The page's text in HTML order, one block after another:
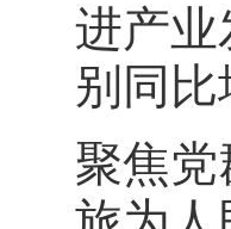
进产业
别同比
聚焦